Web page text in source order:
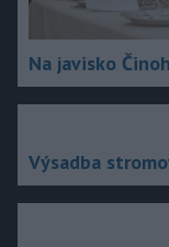
Na javisko
Výsadba